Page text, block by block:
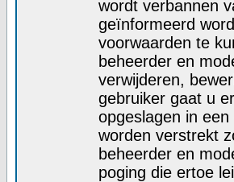
wordt verbannen
geïnformeerd
voorwaarden te
beheerder en
verwijderen,
gebruiker gaat u
opgeslagen in
worden verstrekt
beheerder en
poging die ertoe